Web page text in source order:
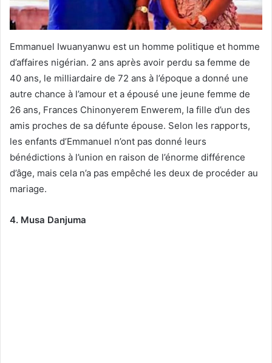
Emmanuel Iwuanyanwu est un homme politique et homme
d’affaires nigérian. 2 ans après avoir perdu sa femme de
40 ans, le milliardaire de 72 ans à l’époque a donné une
autre chance à l’amour et a épousé une jeune femme de
26 ans, Frances Chinonyerem Enwerem, la fille d’un des
amis proches de sa défunte épouse. Selon les rapports,
les enfants d’Emmanuel n’ont pas donné leurs
bénédictions à l’union en raison de l’énorme différence
d’âge, mais cela n’a pas empêché les deux de procéder au
mariage.
4. Musa Danjuma